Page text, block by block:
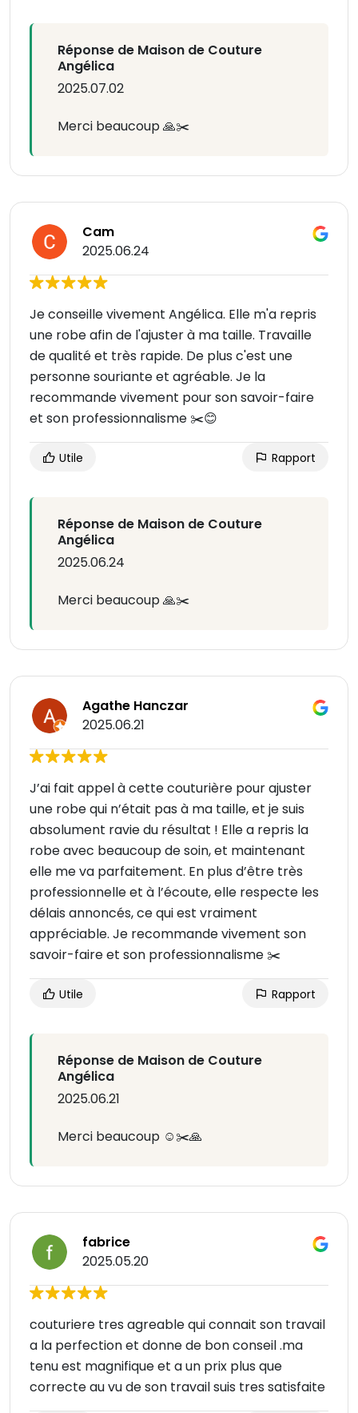
Réponse de Maison de Couture
Angélica
2025.07.02
Merci beaucoup 🙏✂️
Cam
2025.06.24
Je conseille vivement Angélica. Elle m'a repris
une robe afin de l'ajuster à ma taille. Travaille
de qualité et très rapide. De plus c'est une
personne souriante et agréable. Je la
recommande vivement pour son savoir-faire
et son professionnalisme ✂️😊
Utile Rapport
Réponse de Maison de Couture
Angélica
2025.06.24
Merci beaucoup 🙏✂️
Agathe Hanczar
2025.06.21
J’ai fait appel à cette couturière pour ajuster
une robe qui n’était pas à ma taille, et je suis
absolument ravie du résultat ! Elle a repris la
robe avec beaucoup de soin, et maintenant
elle me va parfaitement. En plus d’être très
professionnelle et à l’écoute, elle respecte les
délais annoncés, ce qui est vraiment
appréciable. Je recommande vivement son
savoir-faire et son professionnalisme ✂️
Utile Rapport
Réponse de Maison de Couture
Angélica
2025.06.21
Merci beaucoup ☺️✂️🙏
fabrice
2025.05.20
couturiere tres agreable qui connait son travail
a la perfection et donne de bon conseil .ma
tenu est magnifique et a un prix plus que
correcte au vu de son travail suis tres satisfaite